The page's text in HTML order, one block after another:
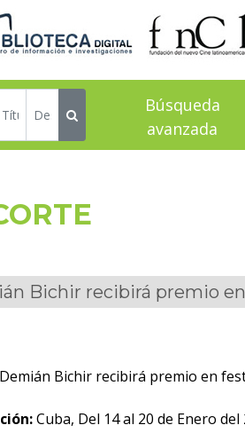
Búsqueda
avanzada
Bichir recibirá premio
Demián Bichir recibirá premio en
Cuba, Del 14 al 20 de Enero del